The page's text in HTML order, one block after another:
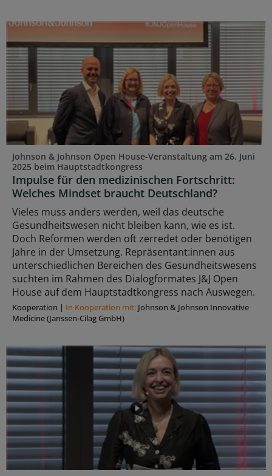
Johnson & Johnson Open House-Veranstaltung am 26. Juni
2025 beim Hauptstadtkongress
Impulse für den medizinischen Fortschritt:
Welches Mindset braucht Deutschland?
Vieles muss anders werden, weil das deutsche
Gesundheitswesen nicht bleiben kann, wie es ist.
Doch Reformen werden oft zerredet oder benötigen
Jahre in der Umsetzung. Repräsentant:innen aus
unterschiedlichen Bereichen des Gesundheitswesens
suchten im Rahmen des Dialogformates J&J Open
House auf dem Hauptstadtkongress nach Auswegen.
Kooperation | In Kooperation mit: Johnson & Johnson Innovative
Medicine (Janssen-Cilag GmbH)